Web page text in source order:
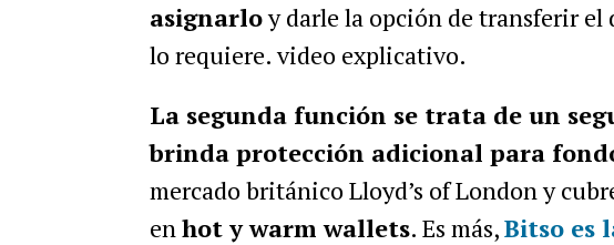
asignarloy darle la opción de transferir el
lo requiere. video explicativo.
La segunda función se trata de un
brinda protección adicional para
mercado británico Lloyd’s of London y
enhot y warm wallets. Es más,Bitso es